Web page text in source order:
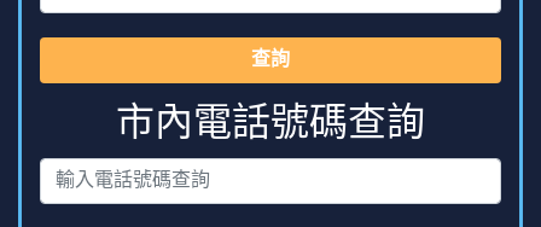
查詢
市內電話號碼查詢